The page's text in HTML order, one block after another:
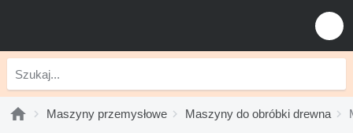
Maszyny przemysłowe Maszyny do obróbki drewna